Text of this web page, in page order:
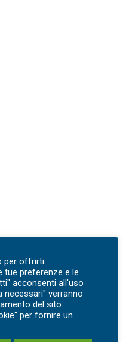
per offrirti
tue preferenze e le
acconsenti all'uso
necessari" verranno
del sito.
per fornire un